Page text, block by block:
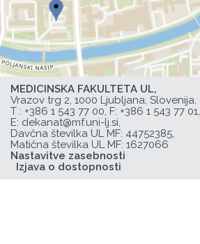
MEDICINSKA FAKULTETA UL,
Vrazov trg 2, 1000 Ljubljana, Slovenija,
T : +386 1 543 77 00, F: +386 1 543 77 01,
E: dekanat@mf.uni-lj.si,
Davčna številka UL MF: 44752385,
Matična številka UL MF: 1627066
Nastavitve zasebnosti
Izjava o dostopnosti